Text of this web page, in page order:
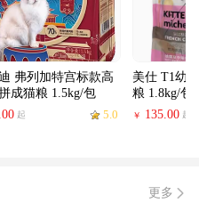
弗列加特宫标款高
成猫粮 1.5kg/包
起 5.0
美仕 T1幼
粮 1.8kg/包
￥ 135.00 起
更多